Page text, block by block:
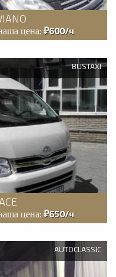
цена: ₽600/ч
BUSTAXI
цена: ₽650/ч
AUTOCLASSIC